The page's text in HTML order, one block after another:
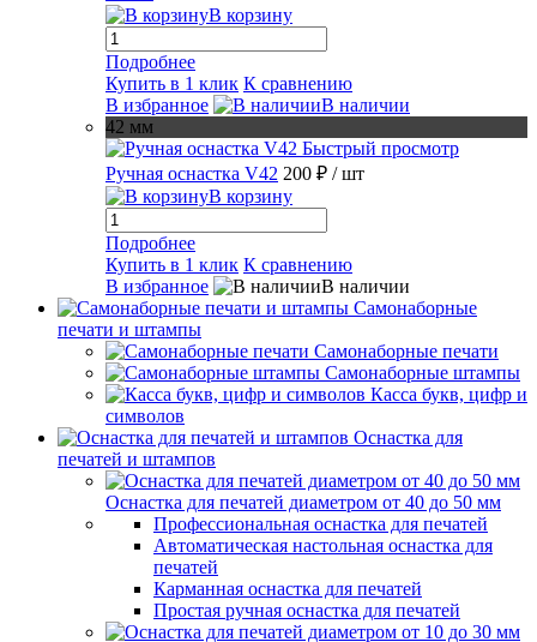
В корзину
Подробнее
Купить в 1 клик К сравнению
В избранное
В наличии
42 мм
Быстрый просмотр
Ручная оснастка V42 200 ₽ / шт
В корзину
Подробнее
Купить в 1 клик К сравнению
В избранное
В наличии
Самонаборные
печати и штампы
Самонаборные печати
Самонаборные штампы
Касса букв, цифр и
символов
Оснастка для
печатей и штампов
Оснастка для печатей диаметром от 40 до 50 мм
Профессиональная оснастка для печатей
Автоматическая настольная оснастка для
печатей
Карманная оснастка для печатей
Простая ручная оснастка для печатей